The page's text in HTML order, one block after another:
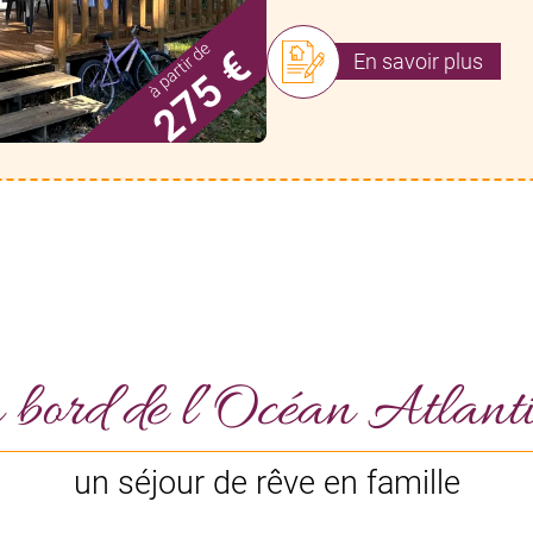
à partir de
275 € En savoir plus
de l’Océan
un séjour de rêve en famille